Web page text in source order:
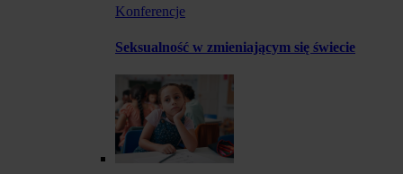
Konferencje
Seksualność w zmieniającym się świecie